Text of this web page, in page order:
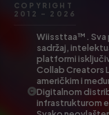
COPYRIGHT
2012 – 2026
Wiissttaa™. Sva
sadržaj,
platformi
Collab Creators
američkim i
Digitalnom
infrastrukturom